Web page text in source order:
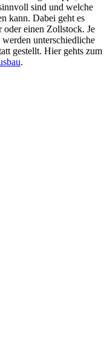
sind und welche
kann. Dabei geht es
oder einen Zollstock. Je
unterschiedliche
gestellt. Hier gehts zum
.